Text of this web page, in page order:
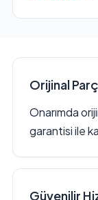
Orijinal
Onarımda
garantisi ile
Güvenilir